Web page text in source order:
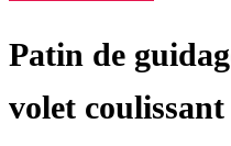
Patin de
volet coulissant